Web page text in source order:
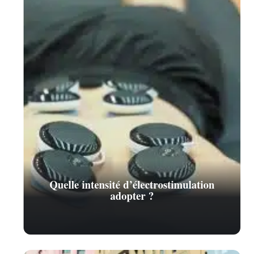
Quelle intensité d’électrostimulation
adopter ?